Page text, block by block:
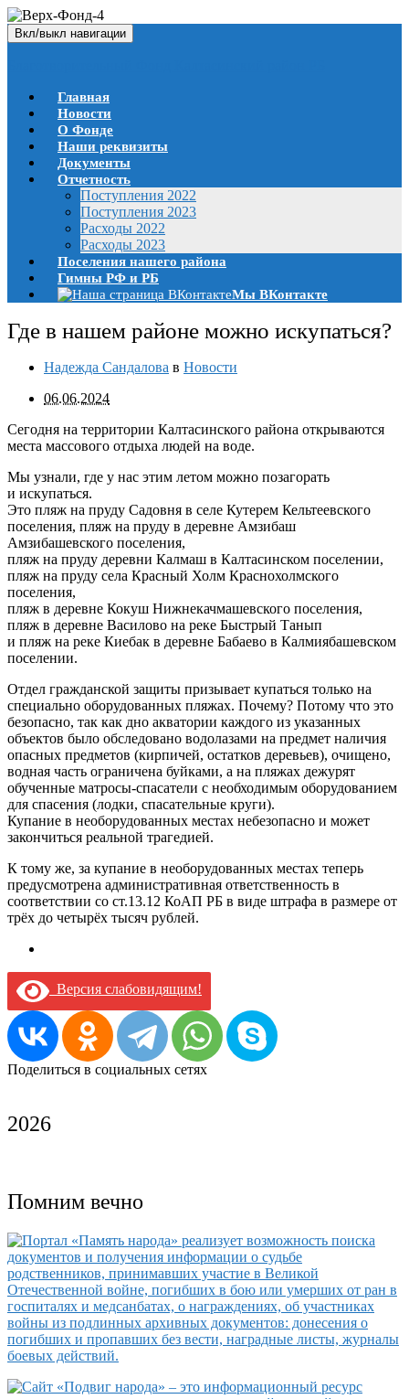
Вкл/выкл навигации
Главная
Новости
О Фонде
Наши реквизиты
Документы
Отчетность
Поступления 2022
Поступления 2023
Расходы 2022
Расходы 2023
Поселения нашего района
Гимны РФ и РБ
Мы ВКонтакте
Где в нашем районе можно искупаться?
Надежда Сандалова в Новости
06.06.2024
Сегодня на территории Калтасинского района открываются
места массового отдыха людей на воде.
Мы узнали, где у нас этим летом можно позагорать
и искупаться.
Это пляж на пруду Садовня в селе Кутерем Кельтеевского
поселения, пляж на пруду в деревне Амзибаш
Амзибашевского поселения,
пляж на пруду деревни Калмаш в Калтасинском поселении,
пляж на пруду села Красный Холм Краснохолмского
поселения,
пляж в деревне Кокуш Нижнекачмашевского поселения,
пляж в деревне Василово на реке Быстрый Танып
и пляж на реке Киебак в деревне Бабаево в Калмиябашевском
поселении.
Отдел гражданской защиты призывает купаться только на
специально оборудованных пляжах. Почему? Потому что это
безопасно, так как дно акватории каждого из указанных
объектов было обследовано водолазами на предмет наличия
опасных предметов (кирпичей, остатков деревьев), очищено,
водная часть ограничена буйками, а на пляжах дежурят
обученные матросы-спасатели с необходимым оборудованием
для спасения (лодки, спасательные круги).
Купание в необорудованных местах небезопасно и может
закончиться реальной трагедией.
К тому же, за купание в необорудованных местах теперь
предусмотрена административная ответственность в
соответствии со ст.13.12 КоАП РБ в виде штрафа в размере от
трёх до четырёх тысяч рублей.
Версия слабовидящим!
Поделиться в социальных сетях
2026
Помним вечно